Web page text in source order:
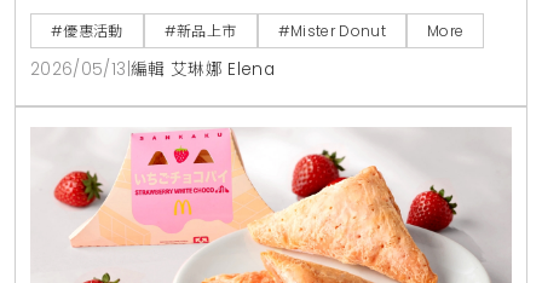
用加購周邊，並享有買5送1及飲品第2件5折等限時優
惠，打造夏日療癒系美食饗宴。
#優惠活動 #新品上市 #Mister Donut More
2026/05/13 編輯 艾琳娜 Elena